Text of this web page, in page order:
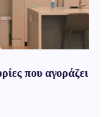
που αγοράζει